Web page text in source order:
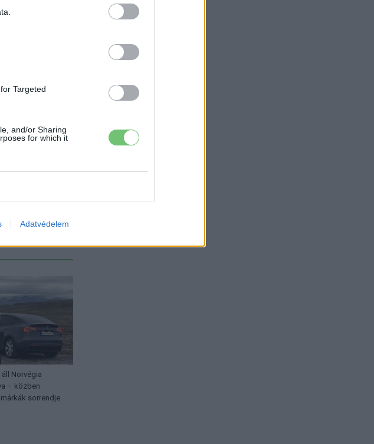
Targeted
and/or Sharing
for which it
Adatvédelem
Norvégia
– közben
sorrendje